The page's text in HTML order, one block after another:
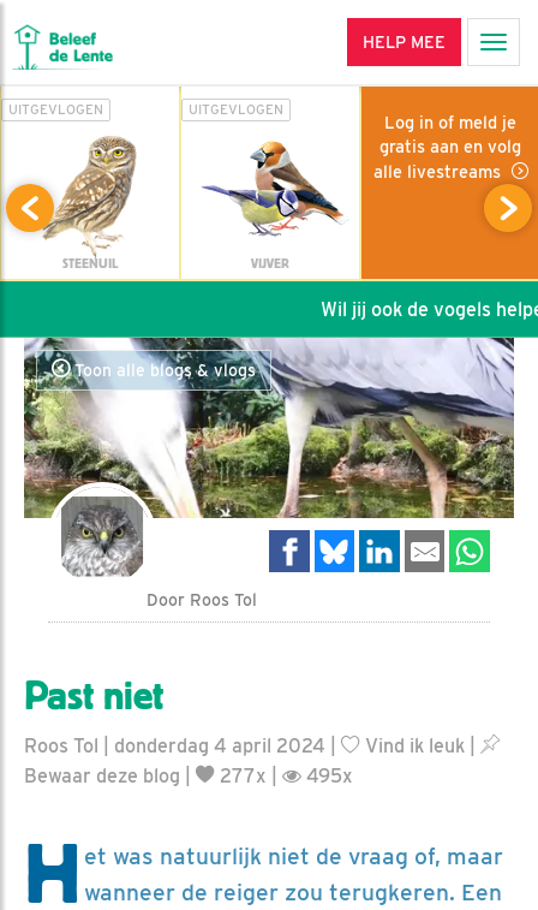
HELP MEE
UITGEVLOGEN
STEENUIL
UITGEVLOGEN
VIJVER
Log in of meld je
gratis aan en volg
alle livestreams
Wil jij ook de vogels
Toon alle blogs & vlogs
Door Roos Tol
Past niet
Roos Tol | donderdag 4 april 2024 | Vind ik leuk
Bewaar deze blog
277x | 495x
H et was natuurlijk niet de vraag of, maar
wanneer de reiger zou terugkeren. Een